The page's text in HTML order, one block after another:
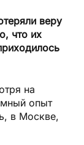
веру
что их
на
опыт
в Москве,